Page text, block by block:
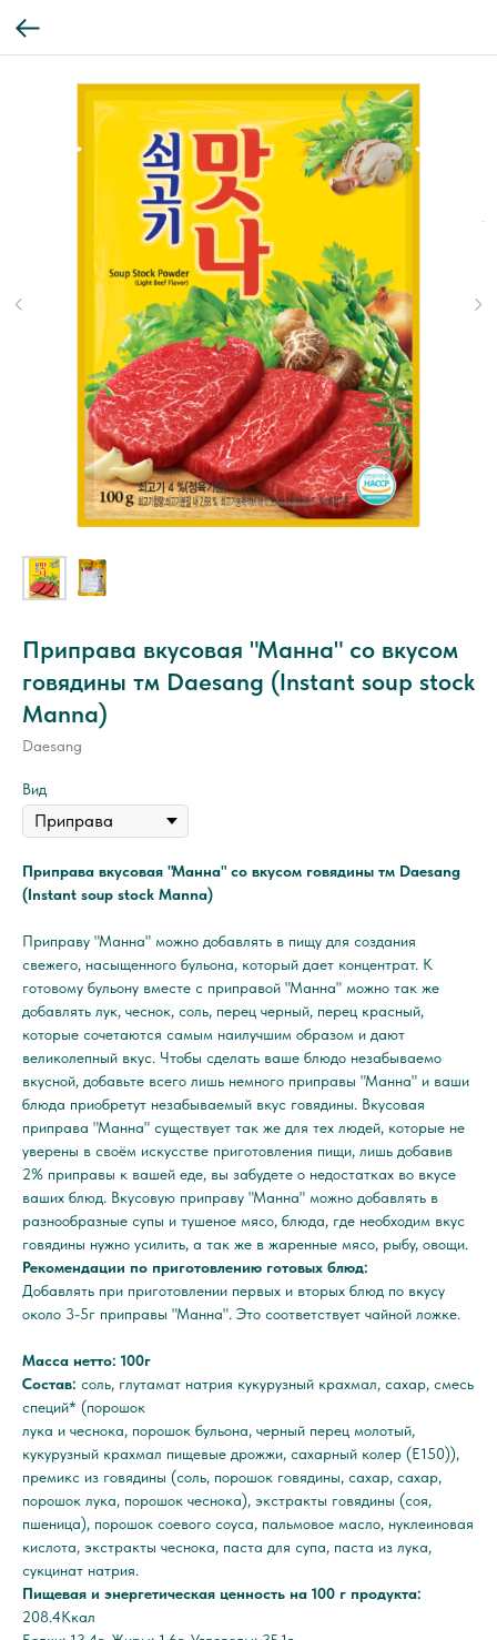
Приправа вкусовая "Манна" со вкусом
говядины тм Daesang (Instant soup stock
Manna)
Daesang
Вид
Приправа вкусовая "Манна" со вкусом говядины тм Daesang
(Instant soup stock Manna)
Приправу "Манна" можно добавлять в пищу для создания
свежего, насыщенного бульона, который дает концентрат. К
готовому бульону вместе с приправой "Манна" можно так же
добавлять лук, чеснок, соль, перец черный, перец красный,
которые сочетаются самым наилучшим образом и дают
великолепный вкус. Чтобы сделать ваше блюдо незабываемо
вкусной, добавьте всего лишь немного приправы "Манна" и ваши
блюда приобретут незабываемый вкус говядины. Вкусовая
приправа "Манна" существует так же для тех людей, которые не
уверены в своём искусстве приготовления пищи, лишь добавив
2% приправы к вашей еде, вы забудете о недостатках во вкусе
ваших блюд. Вкусовую приправу "Манна" можно добавлять в
разнообразные супы и тушеное мясо, блюда, где необходим вкус
говядины нужно усилить, а так же в жаренные мясо, рыбу, овощи.
Рекомендации по приготовлению готовых блюд:
Добавлять при приготовлении первых и вторых блюд по вкусу
около 3-5г приправы "Манна". Это соответствует чайной ложке.
Масса нетто: 100г
Состав: соль, глутамат натрия кукурузный крахмал, сахар, смесь
специй* (порошок
лука и чеснока, порошок бульона, черный перец молотый,
кукурузный крахмал пищевые дрожжи, сахарный колер (Е150)),
премикс из говядины (соль, порошок говядины, сахар, сахар,
порошок лука, порошок чеснока), экстракты говядины (соя,
пшеница), порошок соевого соуса, пальмовое масло, нуклеиновая
кислота, экстракты чеснока, паста для супа, паста из лука,
сукцинат натрия.
Пищевая и энергетическая ценность на 100 г продукта:
208.4Ккал